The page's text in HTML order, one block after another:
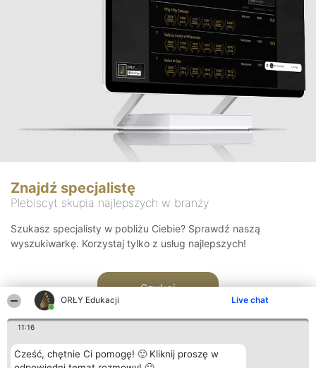
ORŁY Edukacji Live chat
11:16
Cześć, chętnie Ci pomogę! 🙂 Kliknij proszę w
Znajdź specjalistę
Plebiscyt skupia najlepszych w branży
Szukasz specjalisty w pobliżu Ciebie? Sprawdź naszą
wyszukiwarkę. Korzystaj tylko z usług najlepszych!
Szukaj